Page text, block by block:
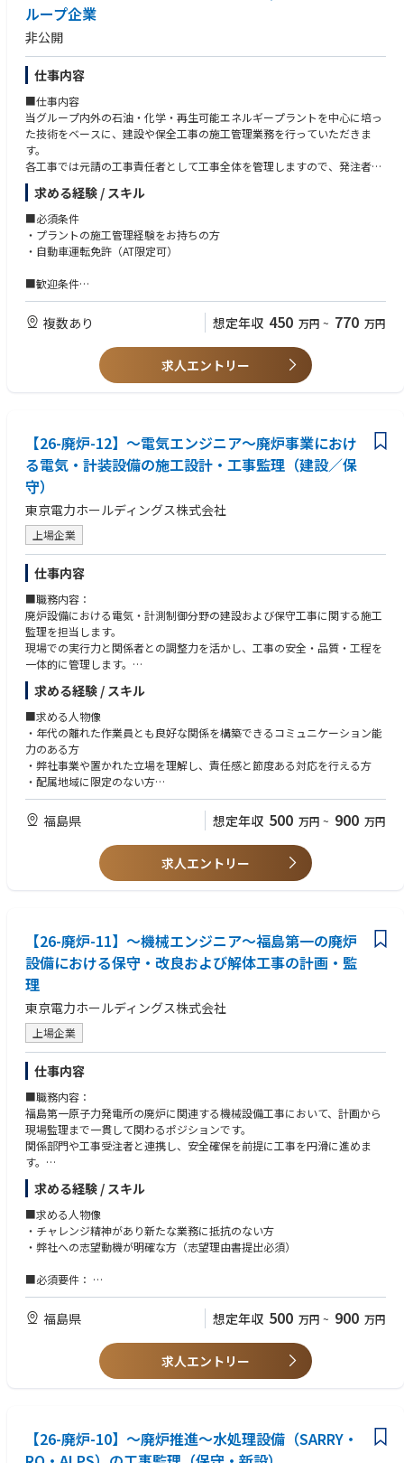
います。
そのため、職場の中はなんでも言いやすい環境を作り、悩んだり困ったり
したら、すぐに相談や議論が出来る状態を保つことを大切に考えていま
す。
・グループ内にキャリア採用のメンバーが１名おり、地域コミュニケーシ
ョン室内にもキャリア採用が数名おり、様々な知見や経験を活かし、活躍
しています。
中期（３年~５年）：東通以外の広報部門などを経験し、知識と人脈の幅
を広げ、管理職へのステップにしていただきます。
または、青森県内で、原子燃料サイクル事業全般についての知識を深め、
専門性の高い広報人材としての役割を担っていただきます。
長期（５年以上）：長期的には、広報部門の責任者として、報道、インタ
ーネット、視察対応など幅広く管理できる立場になっていくことを期待し
ています。
■配属先部署、雰囲気：
年代別人数構成：40代３名、30代２名、１0代１名
チーム別人数構成：１チーム（５名）
～雰囲気～
・協力的な雰囲気で明るい職場です
・キャリア採用が1人活躍中です
・グループメンバーは、新入社員、キャリア採用、火力出身者、営業部
・県内出身者3名、他県出身者3名の職場です。
設設備に関わる技術業務を主体的に推進いただきます。
関係者との連携を図りながら、プロジェクトの円滑な進行を支える役割を
想定しています。
～具体的には～
・建設プロジェクトにおける土木技術業務の計画および推進への関与
・設計・施工・維持管理の各工程における技術的検討・調整
・協力会社や関係部署と連携した業務推進および課題対応
・安全性・品質確保に向けた技術的確認および改善提案
大規模かつ長期にわたる案件に関わりながら、技術的観点で全体を見渡
し、安定した設備運用に貢献していくポジションです。
■魅力、面白み：
・東京電力グループの土木部門では、発電所設備建設や地中送電土木工事
等、スケールの大きなプロジェクトに携わる機会があり、
高度な技術が求められる案件に、土木技術者として関与することができま
す。
く段階から参画できる点が特徴です。
・調査、設計、工事監理に加え、計画業務や保守・運用まで、特定のフェ
ーズにとどまらず、設備のライフサイクル全体に関わることができるた
め、俯瞰的な視点で土木構造物を捉え、技術的な判断や検討を積み重ねて
いきたい方にとってやりがいのある環境です。
・社内には多様な分野で経験を積んだ土木技術者が在籍しており、専門性
を持つ技術者同士が切磋琢磨しながら、技術力を高めていける環境が整っ
で、社会インフラを担う技術者としての意義や手応えを実感できる仕事で
す。
■キャリアパス：以下のようなキャリアパスを想定しています。
短期（１年~３年）：東通原子力建設所において、東通原子力発電所の建
設再開に向けて、主に調査・設計業務、準備工事業務を担当していただき
ます。また、原子力発電所の建設で重要である安全対策について、福島事
故の教訓や、柏崎刈羽原子力発電所の安全対策など、基本的な知識を習得
していただきます。
中長期（４年以上）：東通地点以外の原子力土木部門を経験し、発電所の
ライフサイクル全般における技術業務の幅を広げていただきます。
長期的には、東通原子力発電所を中心に、職場の中核として業務を推進で
きる土木技術者となり、マネジメント経験を積んだ上で、ひいては組織全
体をリードする役割で力を発揮いただくことを期待しています。
■配属先部署、雰囲気：
年齢構成
50代以上：10名程度 40代：20名程度 30代：10名程度 20代：15名程
度
うち東通原子力建設所所属は14名
～雰囲気～
・チームワーク重視：当社ではチームワークが重視され、お互いをサポー
ようサポート体制を整えています。
・柔軟な働き方：自宅等から仕事ができるリモートワーク制度は全社員が
本人のライフスタイルに合わせて利用が可能です。また、定時という概念
・原子力部門第一線職場では、土木部門約50人のうち1割以上がキャリア
採用の人財です。
・休暇についても業務状況に応じて調整しやすく、継続的に働きやすい環
境づくりが意識されています。
■必須要件
～ご経験～
・土木構造物の計画、設計（構造設計、耐震設計、工事設計含む）、積
算、施工管理（許認可申請等の社外折衝含む）の工事監理等のご経験（1
年以上）
■歓迎要件
～ご経験～
・土木に関連する法令、規格基準について、設計・工事・保守等の業務の
中で扱った経験
・ゼネコン等の受注者側として、工事現場に関わった経験（現場代理人・
監理技術者、またはそれに準ずる立場での経験）
・原子力発電所における建設・改修・保全等の工事、または関連業務に関
わった経験
・土木構造物に関する業務において、技術的課題の検討・解決に主体的に
取り組んだ経験
～知識・技能～
・土木構造物の計画、設計（構造設計、耐震設計、工事設計含む）、積
算、施工管理（許認可申請等の社外折衝含む）の工事監理等に関する学会
・一級土木施工管理技士、技術士は尚可。
ループ企業
非公開
仕事内容
■仕事内容
当グループ内外の石油・化学・再生可能エネルギープラントを中心に培っ
た技術をベースに、建設や保全工事の施工管理業務を行っていただきま
す。
各工事では元請の工事責任者として工事全体を管理しますので、発注者や
協力会社との折衝はもちろんのこと、安全、品質、工程、コスト等の管理
を含む一貫したマネジメントが出来ることも醍醐味です。
【具体的に】
■工事計画・施工計画の作成、仕様書の作成
■施工管理業務など
■企業紹介
☆頼れる人材と確かな技術で創る、「笑顔と感動」を全てのお客様へ☆
出光エンジアリングは、長年にわたって出光グループの製油所・石油化学
工場のプラント設計、運転、保全に携わってきました。設備をもっと安全
に、もっと安定して稼働させるにはどうすればいいのか。省エネや環境負
現状に満足することなく、多様な面からより良い設備の姿を目指し、追及
を続けてきました。成功と失敗を繰り返しながら課題と向き合い、ひとつ
ひとつ答えを見つけてきました。私たちには、こうして積み重ねてきた
様々なノウハウがあります。経験という確かな歩みによって磨かれ、生ま
れてきた数多くの知恵と技術があります。
だからこそ、その解決力と専門力をお客様のために役立てたい。ユーザー
の視点を活かした提案で、お客様のプラントを支えるパートナーとなりた
い。私たちは、お客様にとっての最適とは何かを考えるエンジニアリング
求める経験 / スキル
■必須条件
・プラントの施工管理経験をお持ちの方
・自動車運転免許（AT限定可）
■歓迎条件
・危険物・石油・化学関連施設の工事経験をお持ちの方
・大型タンク開放検査経験や配管工事の施工管理経験をお持ちの方
・機械保全技能士（機械系）、酸欠硫化水素危険作業主任者、足場作業主
・固定観念にとらわれず、柔軟な発想で新しいものを生み出す人
複数あり 想定年収 450 万円 ~ 770 万円
求人エントリー
【26-廃炉-12】～電気エンジニア～廃炉事業におけ
る電気・計装設備の施工設計・工事監理（建設／保
守）
東京電力ホールディングス株式会社
上場企業
仕事内容
■職務内容：
廃炉設備における電気・計測制御分野の建設および保守工事に関する施工
監理を担当します。
現場での実行力と関係者との調整力を活かし、工事の安全・品質・工程を
一体的に管理します。
～業務詳細～
・施工設計の確認、工程調整、図書審査などの事前準備
・各種工事手続き資料の作成、関係部署との調整
・現場での安全・品質管理、試験・検査対応
・不具合発生時の初動対応、是正指示・改善提案
・複数案件（年間で一定数）をチーム体制（数名規模）で担当
電気・計測制御設備に関する工事監理者として、現場での安全性・品質確
保を軸に、関係者と連携しながら工事全体を推進します。
日々の判断と調整を通じて、トラブルの未然防止と安定運用に貢献しま
～具体的には～
・設計・施工内容に対する改善提案および是正対応
・関係部署・協力会社との連携による円滑な工事推進
■魅力、やりがい：
社会的意義の高い廃炉事業の最前線で、電気・計装設備の構築・維持に携
わることができます。
現場での経験を通じ、専門性と実務力の双方を深められる環境です。
～具体的には～
・世界的にも前例の少ないプロジェクトに直接関与できる
・施工監理を通じて専門知識と現場対応力をバランスよく習得
・重要設備（デブリ保管関連など）に関わる大規模案件に携われる
・改善提案が安全性や品質向上に直結し、成果が見えやすい
■入社後のキャリアイメージ：以下のようなキャリアパスを想定していま
す。
短期（1〜3年）：電気系の場合、電源設置工事、電源点検業務で原子力で
の電源設備構成や点検基準の考え方を経験いただきます。
計測制御系の場合、制御盤工事、計器点検業務にて廃炉設備の制御方式、
点検基準、安全保護の考え方を経験いただきます
します。
長期（5年以上）：工事監理業務全般で現場工事監理に関するマネジメン
ト経験を積み、ひいては組織全体の経営に携わっていただくことを期待し
■部署の雰囲気、人数・構成：
上下関係にとらわれないフラットな職場で、役職や年次に関係なく意見を
求める経験 / スキル
■求める人物像
・年代の離れた作業員とも良好な関係を構築できるコミュニケーション能
力のある方
・弊社事業や置かれた立場を理解し、責任感と節度ある対応を行える方
・配属地域に限定のない方
・放射線保護具を装着した現場対応にあたり健康面に不安のない方
・当番宿直対応可能な方
～ご経験～いずれかを満たす（※いずれも経験年数不問）
・電力、エネルギー企業での電気・計装部門における設計・施工監理業務
現場工事監理に関わる知識をお持ちの方
～資格～いずれかを満たす
・電気、電子系学部の大学卒業者
・電気、電子系の専門学校、高校、高専卒業者
・電力、エネルギー企業での電気・計装設備設計、施工監理業務を5年以
上経験している場合は出身学科は不問とします
福島県 想定年収 500 万円 ~ 900 万円
求人エントリー
【26-廃炉-11】～機械エンジニア～福島第一の廃炉
設備における保守・改良および解体工事の計画・監
理
東京電力ホールディングス株式会社
上場企業
仕事内容
■職務内容：
福島第一原子力発電所の廃炉に関連する機械設備工事において、計画から
現場監理まで一貫して関わるポジションです。
関係部門や工事受注者と連携し、安全確保を前提に工事を円滑に進めま
す。
～業務詳細～
・機械設備の工事計画策定（保守・新設・改造を含む）
・工事に伴う安全処置の立案および安全評価の実施
・現場工事の監理（安全・工程・品質の観点での確認）
・関係部門（運転・電気計装・土木建築など）との調整
入社直後は、現場の安全管理を中心に業務を担当し、関係者と連携しなが
ら工事の安全確保に寄与していただきます。
・工事現場における安全管理の実施と状況把握
・作業手順や安全対策に関する指導・助言
■魅力、やりがい：
求める経験 / スキル
■求める人物像
・チャレンジ精神があり新たな業務に抵抗のない方
・弊社への志望動機が明確な方（志望理由書提出必須）
■必須要件：
～ご経験～いずれかを満たす方
・消防法など防火や防災管理に関する各種法令に関する管理業務の経験
・「防火防災管理者」などの防火管理業務の経験
～知識・技能～いずれも満たす
・文書作成・データ管理能力（Word、Excel、PowerPointの基本操作）
・消防法など防火や防災および自衛消防業務ならびに危険物取扱や消防設
備士等の資格
福島県 想定年収 500 万円 ~ 900 万円
求人エントリー
【26-廃炉-10】～廃炉推進～水処理設備（SARRY・